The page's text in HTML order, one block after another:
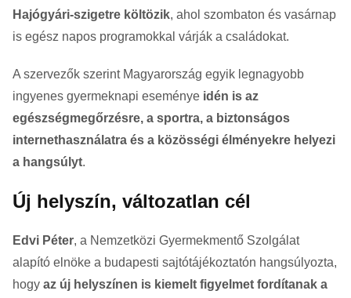
Hajógyári-szigetre költözik, ahol szombaton és vasárnap
is egész napos programokkal várják a családokat.
A szervezők szerint Magyarország egyik legnagyobb
ingyenes gyermeknapi eseménye idén is az
egészségmegőrzésre, a sportra, a biztonságos
internethasználatra és a közösségi élményekre helyezi
a hangsúlyt.
Új helyszín, változatlan cél
Edvi Péter, a Nemzetközi Gyermekmentő Szolgálat
alapító elnöke a budapesti sajtótájékoztatón hangsúlyozta,
hogy az új helyszínen is kiemelt figyelmet fordítanak a